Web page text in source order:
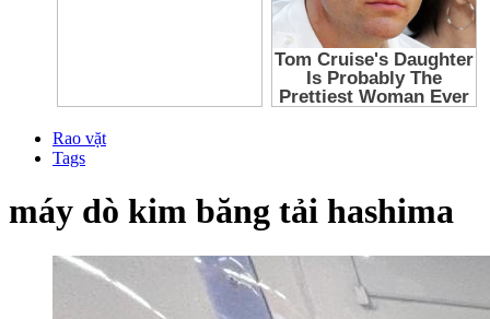
Rao vặt
Tags
máy dò kim băng tải hashima